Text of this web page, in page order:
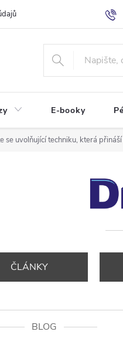
E-booky
se uvolňující techniku, která
ČLÁNKY
BLOG